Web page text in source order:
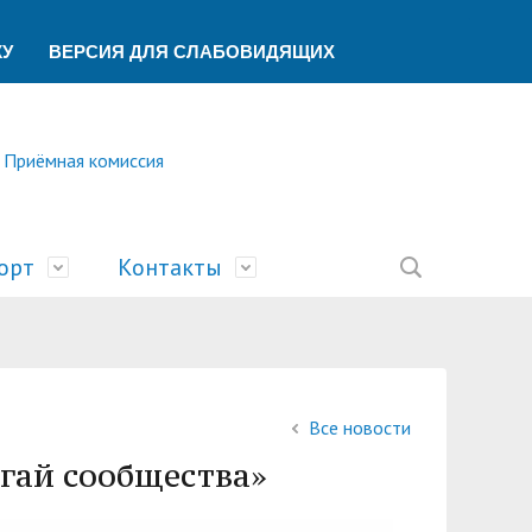
ВЕРСИЯ ДЛЯ СЛАБОВИДЯЩИХ
Приёмная комиссия
и финансового контроля
образования
и университеты»
Контакты
Все новости
сообщества»